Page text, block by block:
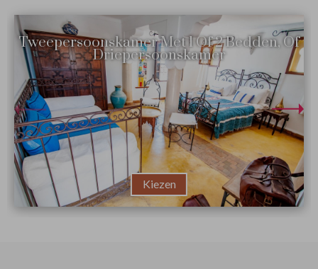
Tweepersoonskamer Met 1 Of 2 Bedden, Of
Driepersoonskamer
Kiezen